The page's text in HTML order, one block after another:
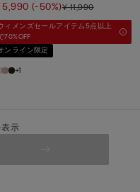
5,990(-50%)¥ 11,990
ィメンズセールアイテム5点以上
70%OFF
ンライン限定
+1
示